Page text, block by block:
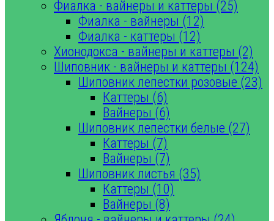
Фиалка - вайнеры и каттеры (25)
Фиалка - вайнеры (12)
Фиалка - каттеры (12)
Хионодокса - вайнеры и каттеры (2)
Шиповник - вайнеры и каттеры (124)
Шиповник лепестки розовые (23)
Каттеры (6)
Вайнеры (6)
Шиповник лепестки белые (27)
Каттеры (7)
Вайнеры (7)
Шиповник листья (35)
Каттеры (10)
Вайнеры (8)